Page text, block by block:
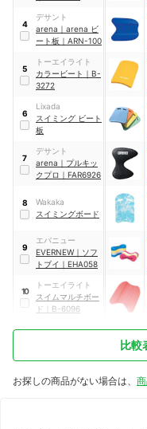
4
デサント
arena ｜ arena ビ
ート板 ｜ ARN-100
5
トーエイライト
カラービート ｜ B-
3272
6
Lixada
スイミング ビート
板
7
デサント
arena ｜ プルキッ
クプロ ｜ FAR6926
8
Wakaka
スイミングボード
9
エバニュー
EVERNEW ｜ ソフ
トブイ ｜ EHA058
10
トーエイライト
スイムマルチボー
ド
B-6096
比較
お探しの商品がない場合は、